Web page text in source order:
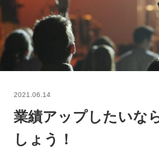
2021.06.14
業績アップしたいな
しょう！